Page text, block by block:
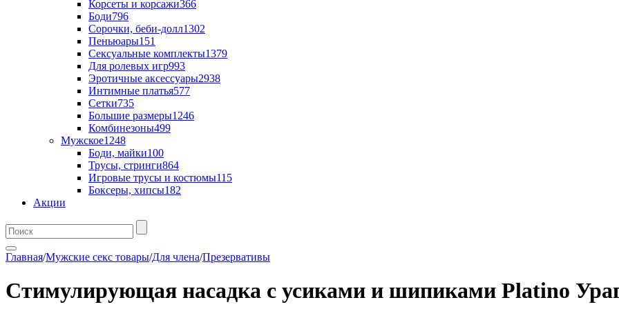
Корсеты и корсажи366
Боди796
Сорочки, беби-долл1302
Пеньюары151
Сексуальные комплекты1379
Для ролевых игр993
Эротичные аксессуары2938
Интимные платья577
Сетки735
Большие размеры1246
Комбинезоны499
Мужское1248
Боди, майки100
Трусы, стринги864
Игровые трусы и костюмы115
Боксеры, хипсы182
Акции
Главная/Мужские секс товары/Для члена/Презервативы
Стимулирующая насадка с усиками и шипиками Platino